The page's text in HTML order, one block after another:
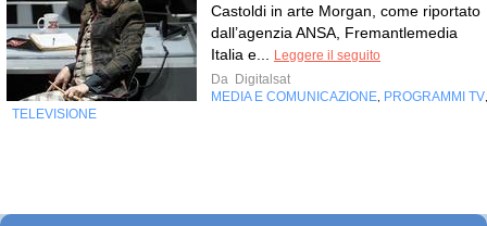
Castoldi in arte Morgan, come riportato
dall’agenzia ANSA, Fremantlemedia
Italia e...
Leggere il seguito
Da Digitalsat
MEDIA E COMUNICAZIONE PROGRAMMI TV
TELEVISIONE